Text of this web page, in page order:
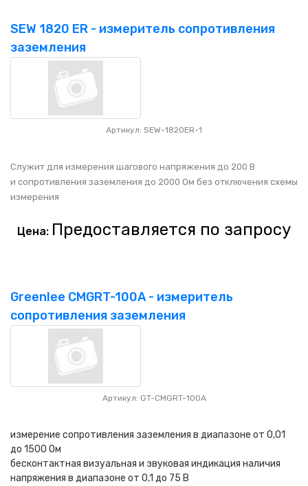
SEW 1820 ER - измеритель сопротивления
заземления
Артикул: SEW-1820ER-1
Служит для измерения шагового напряжения до 200 В
и сопротивления заземления до 2000 Ом без отключения схемы
измерения
Цена: Предоставляется по запросу
Greenlee CMGRT-100A - измеритель
сопротивления заземления
Артикул: GT-CMGRT-100A
измерение сопротивления заземления в диапазоне от 0,01
до 1500 Ом
бесконтактная визуальная и звуковая индикация наличия
напряжения в диапазоне от 0,1 до 75 В